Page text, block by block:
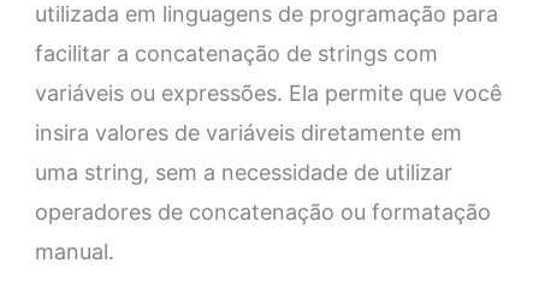
utilizada em linguagens de programação para
facilitar a concatenação de strings com
variáveis ou expressões. Ela permite que você
insira valores de variáveis diretamente em
uma string, sem a necessidade de utilizar
operadores de concatenação ou formatação
manual.